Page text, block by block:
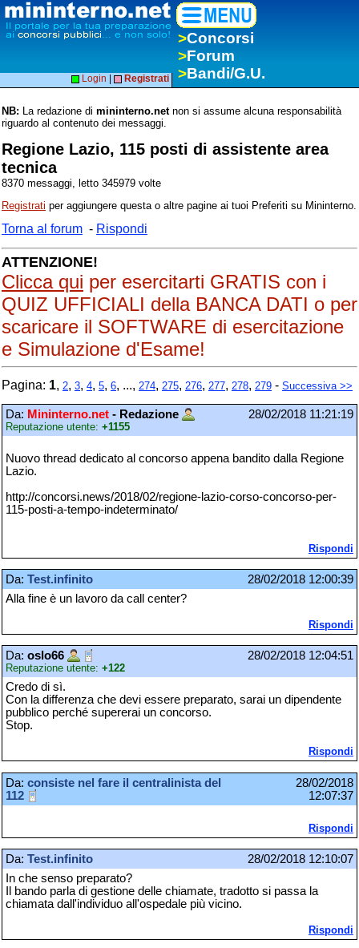
>Concorsi
>Forum
>Bandi/G.U.
Login Registrati
NB: La redazione di mininterno.netnon si assume alcuna responsabilità
riguardo al contenuto dei messaggi.
Regione Lazio, 115 posti di assistente area
tecnica
8370 messaggi, letto 345979 volte
Registrati per aggiungere questa o altre pagine ai tuoi Preferiti su Mininterno.
Torna al forum - Rispondi
ATTENZIONE!
Clicca qui per esercitarti GRATIS con i
QUIZ UFFICIALI della BANCA DATI o per
scaricare il SOFTWARE di esercitazione
e Simulazione d'Esame!
Pagina: 1, 2, 3, 4, 5, 6, ..., 274, 275, 276, 277, 278, 279 - Successiva >>
Da: Mininterno.net - Redazione
Reputazione utente: +1155
28/02/2018 11:21:19
Nuovo thread dedicato al concorso appena bandito dalla Regione
Lazio.
http://concorsi.news/2018/02/regione-lazio-corso-concorso-per-
115-posti-a-tempo-indeterminato/
Rispondi
Da: Test.infinito
28/02/2018 12:00:39
Alla fine è un lavoro da call center?
Rispondi
Da: oslo66
Reputazione utente: +122
28/02/2018 12:04:51
Credo di sì.
Con la differenza che devi essere preparato, sarai un dipendente
pubblico perché supererai un concorso.
Stop.
Rispondi
Da: consiste nel fare il centralinista del
112
28/02/2018
12:07:37
Rispondi
Da: Test.infinito
28/02/2018 12:10:07
In che senso preparato?
Il bando parla di gestione delle chiamate, tradotto si passa la
chiamata dall'individuo all'ospedale più vicino.
Rispondi